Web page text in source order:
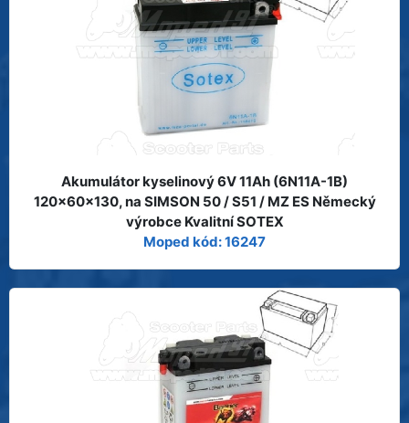
Akumulátor kyselinový 6V 11Ah (6N11A-1B)
120x60x130, na SIMSON 50 / S51 / MZ ES Německý
výrobce Kvalitní SOTEX
Moped kód: 16247